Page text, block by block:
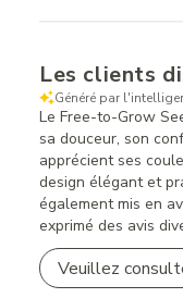
Les clients
Généré par
Le Free-to-Grow
sa douceur, son
apprécient ses
design élégant et
également mis en
exprimé des avis
Veuillez